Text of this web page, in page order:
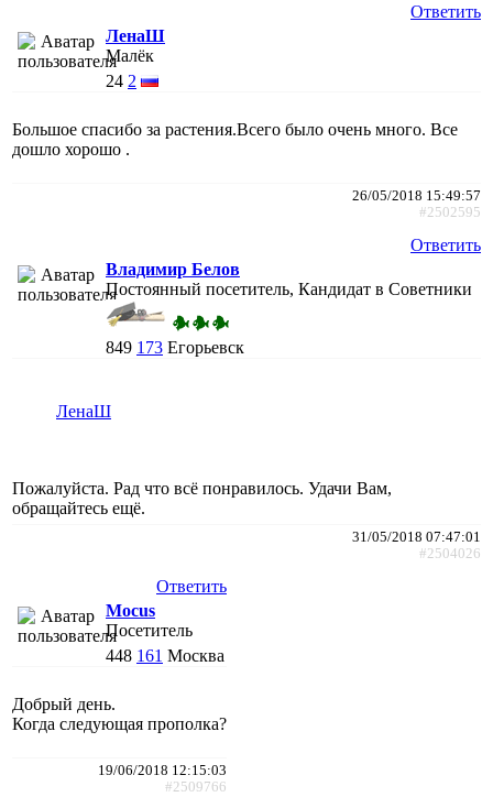
Ответить
ЛенаШ
Малёк
24 2
Большое спасибо за растения.Всего было очень много. Все
дошло хорошо .
26/05/2018 15:49:57
#2502595
Ответить
Владимир Белов
Постоянный посетитель, Кандидат в Советники
849 173 Егорьевск
ЛенаШ
Пожалуйста. Рад что всё понравилось. Удачи Вам,
обращайтесь ещё.
31/05/2018 07:47:01
#2504026
Ответить
Mocus
Посетитель
448 161 Москва
Добрый день.
Когда следующая прополка?
19/06/2018 12:15:03
#2509766